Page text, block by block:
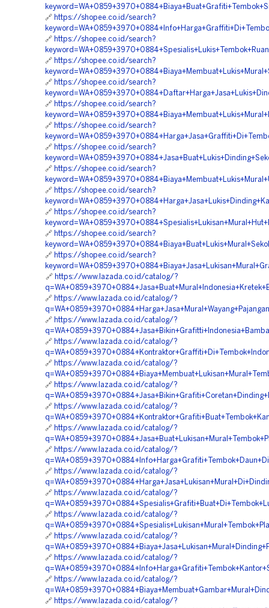
🔗 https://shopee.co.id/search?
🔗 https://shopee.co.id/search?
🔗 https://shopee.co.id/search?
🔗 https://shopee.co.id/search?
🔗 https://shopee.co.id/search?
🔗 https://shopee.co.id/search?
🔗 https://shopee.co.id/search?
🔗 https://shopee.co.id/search?
🔗 https://shopee.co.id/search?
🔗 https://shopee.co.id/search?
🔗 https://shopee.co.id/search?
🔗 https://shopee.co.id/search?
🔗 https://www.lazada.co.id/catalog/?
🔗 https://www.lazada.co.id/catalog/?
🔗 https://www.lazada.co.id/catalog/?
🔗 https://www.lazada.co.id/catalog/?
🔗 https://www.lazada.co.id/catalog/?
🔗 https://www.lazada.co.id/catalog/?
🔗 https://www.lazada.co.id/catalog/?
🔗 https://www.lazada.co.id/catalog/?
🔗 https://www.lazada.co.id/catalog/?
🔗 https://www.lazada.co.id/catalog/?
🔗 https://www.lazada.co.id/catalog/?
🔗 https://www.lazada.co.id/catalog/?
🔗 https://www.lazada.co.id/catalog/?
🔗 https://www.lazada.co.id/catalog/?
🔗 https://www.lazada.co.id/catalog/?
🔗 https://www.lazada.co.id/catalog/?